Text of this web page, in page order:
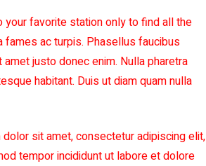
favorite station only to find all the
fames ac turpis. Phasellus faucibus
justo donec enim. Nulla pharetra
habitant. Duis ut diam quam nulla
sit amet, consectetur adipiscing elit,
tempor incididunt ut labore et dolore